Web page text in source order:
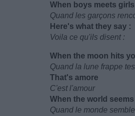
When boys meets girls
Quand les garçons
Here's what they say :
Voila ce qu'ils disent :
When the moon hits
Quand la lune frappe
That's amore
C'est l'amour
When the world
Quand le monde